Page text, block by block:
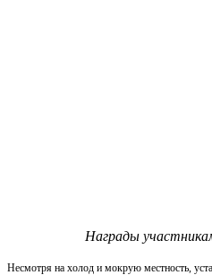
Награды
Несмотря на холод и мокрую местность,